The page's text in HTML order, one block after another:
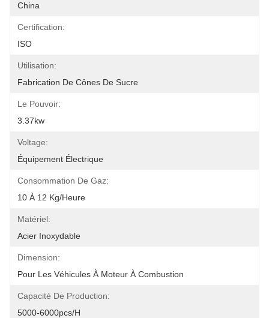
China
Certification:
ISO
Utilisation:
Fabrication De Cônes De Sucre
Le Pouvoir:
3.37kw
Voltage:
Équipement Électrique
Consommation De Gaz:
10 À 12 Kg/heure
Matériel:
Acier Inoxydable
Dimension:
Pour Les Véhicules À Moteur À Combustion
Capacité De Production:
5000-6000pcs/H